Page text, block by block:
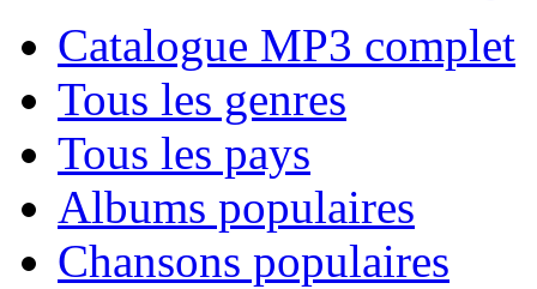
Catalogue MP3 complet
Tous les genres
Tous les pays
Albums populaires
Chansons populaires